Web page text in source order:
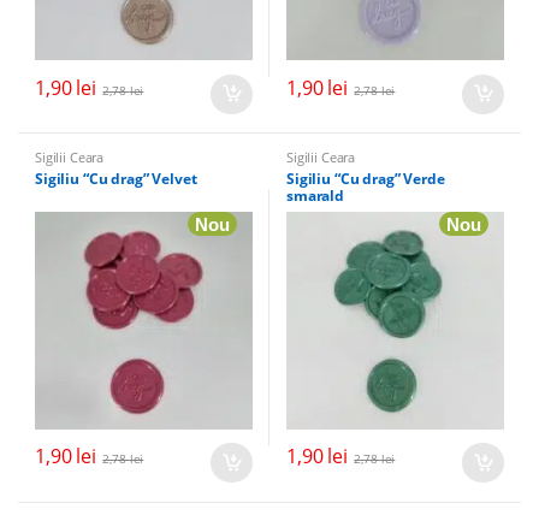
1,90lei 2,78lei 1,90lei 2,78lei
Sigilii Ceara
Sigiliu “Cu drag” Velvet
Nou
1,90lei 2,78lei
Sigilii Ceara
Sigiliu “Cu drag” Verde
smarald
Nou
1,90lei 2,78lei